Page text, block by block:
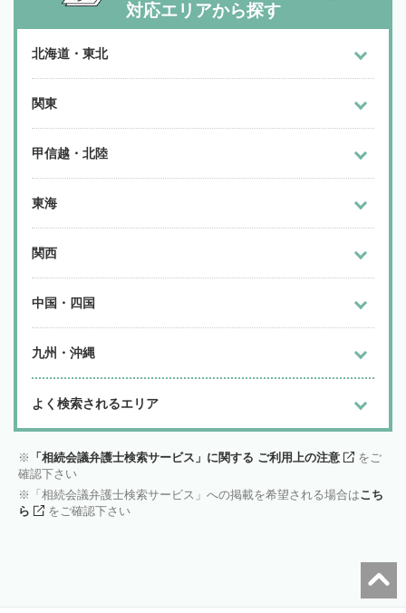
対応エリアから探す
北海道・東北
関東
甲信越・北陸
東海
関西
中国・四国
九州・沖縄
よく検索されるエリア
「相続会議弁護士検索サービス」に関する ご利用上の注意
をご
確認下さい
「相続会議弁護士検索サービス」への掲載を希望される場合はこち
ら
をご確認下さい